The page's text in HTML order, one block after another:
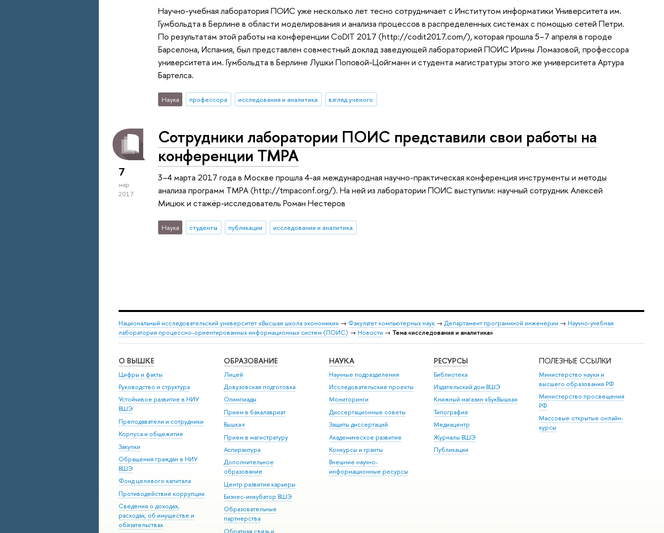
Научно-учебная лаборатория ПОИС уже несколько лет тесно сотрудничает с Институтом информатики Университета им.
Гумбольдта в Берлине в области моделирования и анализа процессов в распределенных системах с помощью сетей Петри.
По результатам этой работы на конференции CoDIT 2017 (http://codit2017.com/), которая прошла 5–7 апреля в городе
Барселона, Испания, был представлен совместный доклад заведующей лабораторией ПОИС Ирины Ломазовой, профессора
университета им. Гумбольдта в Берлине Лушки Поповой-Цойгманн и студента магистратуры этого же университета Артура
Бартелса.
Наука профессора исследования и аналитика взгляд ученого
7
мар
2017
Сотрудники лаборатории ПОИС представили свои работы на
конференции TMPA
3–4 марта 2017 года в Москве прошла 4-ая международная научно-практическая конференция инструменты и методы
анализа программ TMPA (http://tmpaconf.org/). На ней из лаборатории ПОИС выступили: научный сотрудник Алексей
Мицюк и стажёр-исследователь Роман Нестеров
Наука студенты публикации исследования и аналитика
Национальный исследовательский университет «Высшая школа экономики» → Факультет компьютерных наук → Департамент программной инженерии → Научно-учебная
лаборатория процессно-ориентированных информационных систем (ПОИС) → Новости → Тема «исследования и аналитика»
О ВЫШКЕ
Цифры и факты
Руководство и структура
Устойчивое развитие в НИУ
ВШЭ
Преподаватели и сотрудники
Корпуса и общежития
Закупки
Обращения граждан в НИУ
ВШЭ
Фонд целевого капитала
Противодействие коррупции
Сведения о доходах,
расходах, об имуществе и
обязательствах
ОБРАЗОВАНИЕ
Лицей
Довузовская подготовка
Олимпиады
Прием в бакалавриат
Вышка+
Прием в магистратуру
Аспирантура
Дополнительное
образование
Центр развития карьеры
Бизнес-инкубатор ВШЭ
Образовательные
партнерства
Обратная связь и
НАУКА
Научные подразделения
Исследовательские проекты
Мониторинги
Диссертационные советы
Защиты диссертаций
Академическое развитие
Конкурсы и гранты
Внешние научно-
информационные ресурсы
РЕСУРСЫ
Библиотека
Издательский дом ВШЭ
Книжный магазин «БукВышка»
Типография
Медиацентр
Журналы ВШЭ
Публикации
ПОЛЕЗНЫЕ ССЫЛКИ
Министерство науки и
высшего образования РФ
Министерство просвещения
РФ
Массовые открытые онлайн-
курсы